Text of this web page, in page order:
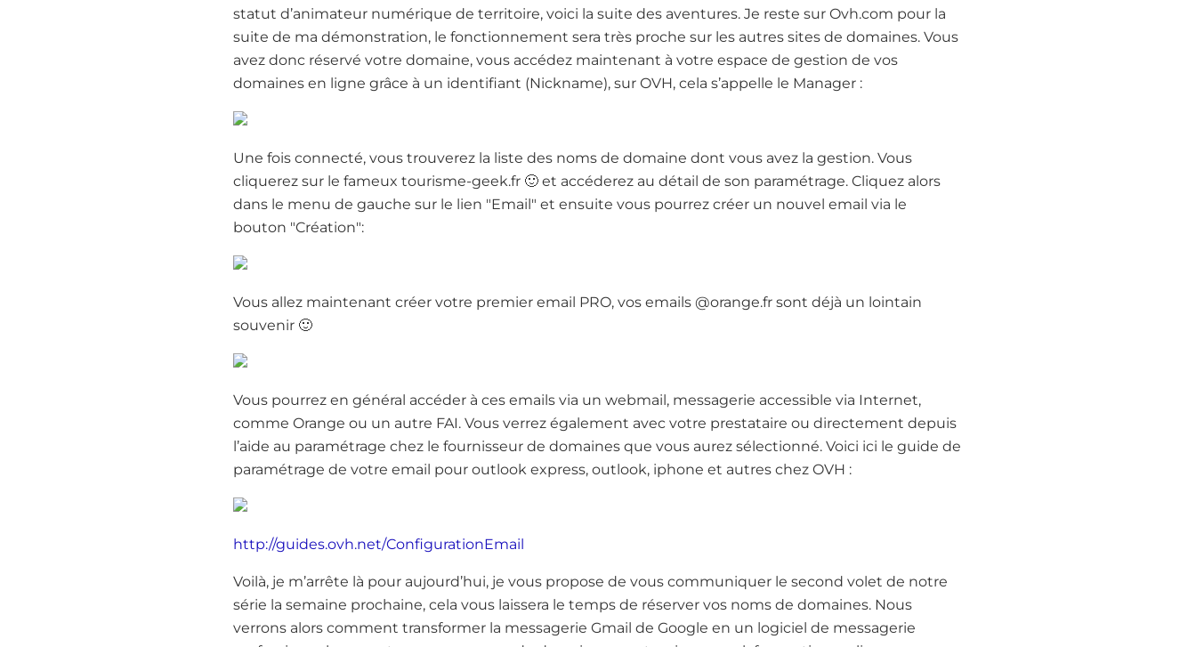
statut d’animateur numérique de territoire, voici la suite des aventures. Je reste sur Ovh.com pour la
suite de ma démonstration, le fonctionnement sera très proche sur les autres sites de domaines. Vous
avez donc réservé votre domaine, vous accédez maintenant à votre espace de gestion de vos
domaines en ligne grâce à un identifiant (Nickname), sur OVH, cela s’appelle le Manager :
Une fois connecté, vous trouverez la liste des noms de domaine dont vous avez la gestion. Vous
cliquerez sur le fameux tourisme-geek.fr 🙂 et accéderez au détail de son paramétrage. Cliquez alors
dans le menu de gauche sur le lien "Email" et ensuite vous pourrez créer un nouvel email via le
bouton "Création":
Vous allez maintenant créer votre premier email PRO, vos emails @orange.fr sont déjà un lointain
souvenir 🙂
Vous pourrez en général accéder à ces emails via un webmail, messagerie accessible via Internet,
comme Orange ou un autre FAI. Vous verrez également avec votre prestataire ou directement depuis
l’aide au paramétrage chez le fournisseur de domaines que vous aurez sélectionné. Voici ici le guide de
paramétrage de votre email pour outlook express, outlook, iphone et autres chez OVH :
http://guides.ovh.net/ConfigurationEmail
Voilà, je m’arrête là pour aujourd’hui, je vous propose de vous communiquer le second volet de notre
série la semaine prochaine, cela vous laissera le temps de réserver vos noms de domaines. Nous
verrons alors comment transformer la messagerie Gmail de Google en un logiciel de messagerie